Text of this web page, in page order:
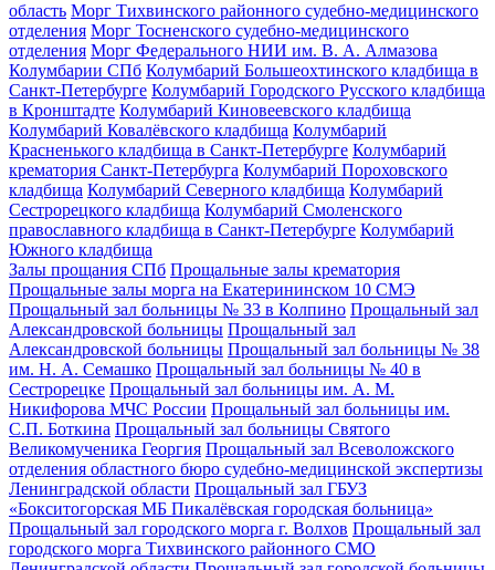
область Морг Тихвинского районного судебно-медицинского
отделения Морг Тосненского судебно-медицинского
отделения Морг Федерального НИИ им. В. А. Алмазова
Колумбарии СПб Колумбарий Большеохтинского кладбища в
Санкт-Петербурге Колумбарий Городского Русского кладбища
в Кронштадте Колумбарий Киновеевского кладбища
Колумбарий Ковалёвского кладбища Колумбарий
Красненького кладбища в Санкт-Петербурге Колумбарий
крематория Cанкт-Петербурга Колумбарий Пороховского
кладбища Колумбарий Северного кладбища Колумбарий
Сестрорецкого кладбища Колумбарий Смоленского
православного кладбища в Санкт-Петербурге Колумбарий
Южного кладбища
Залы прощания СПб Прощальные залы крематория
Прощальные залы морга на Екатерининском 10 СМЭ
Прощальный зал больницы № 33 в Колпино Прощальный зал
Александровской больницы Прощальный зал
Александровской больницы Прощальный зал больницы № 38
им. Н. А. Семашко Прощальный зал больницы № 40 в
Сестрорецке Прощальный зал больницы им. А. М.
Никифорова МЧС России Прощальный зал больницы им.
С.П. Боткина Прощальный зал больницы Святого
Великомученика Георгия Прощальный зал Всеволожского
отделения областного бюро судебно-медицинской экспертизы
Ленинградской области Прощальный зал ГБУЗ
«Бокситогорская МБ Пикалёвская городская больница»
Прощальный зал городского морга г. Волхов Прощальный зал
городского морга Тихвинского районного СМО